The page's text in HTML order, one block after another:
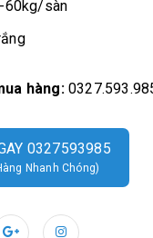
sàn
hàng:
0327593985
Nhanh Chóng)